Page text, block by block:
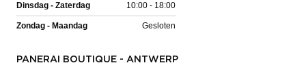
Dinsdag - Zaterdag 10:00 - 18:00
Zondag - Maandag Gesloten
PANERAI BOUTIQUE - ANTWERP